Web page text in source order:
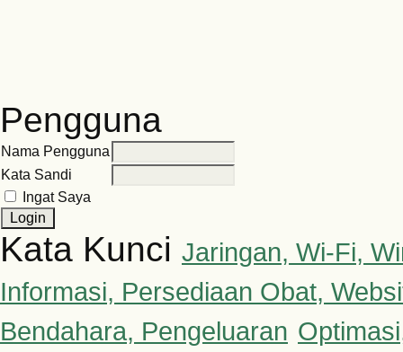
Pengguna
Nama Pengguna
Kata Sandi
Ingat Saya
Kata Kunci Jaringan, Wi-Fi,
Informasi, Persediaan Obat,
Bendahara, Pengeluaran